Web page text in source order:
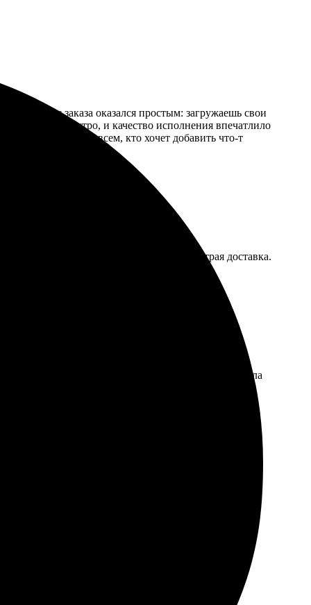
Процесс заказа оказался простым: загружаешь свои
очень быстро, и качество исполнения впечатлило
Рекомендую всем, кто хочет добавить что-т
— качественная печать и быстрая доставка.
размеры, и все. Менеджер быстро ответила и дала
печати на высоте, цвета яркие и насыщенные.
и заказать. Доставка быстрая, всё пришло в